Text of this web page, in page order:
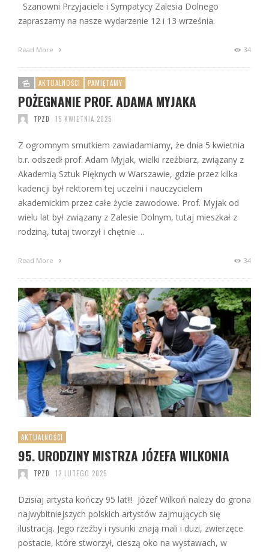
Szanowni Przyjaciele i Sympatycy Zalesia Dolnego
zapraszamy na nasze wydarzenie 12 i 13 września.
Read More 34
AKTUALNOŚCI PAMIĘTAMY
POŻEGNANIE PROF. ADAMA MYJAKA
TPZD 15 KWIETNIA 2025
Z ogromnym smutkiem zawiadamiamy, że dnia 5 kwietnia
b.r. odszedł prof. Adam Myjak, wielki rzeźbiarz, związany z
Akademią Sztuk Pięknych w Warszawie, gdzie przez kilka
kadencji był rektorem tej uczelni i nauczycielem
akademickim przez całe życie zawodowe. Prof. Myjak od
wielu lat był związany z Zalesie Dolnym, tutaj mieszkał z
rodziną, tutaj tworzył i chętnie …
Read More 34
AKTUALNOŚCI
95. URODZINY MISTRZA JÓZEFA WILKONIA
TPZD 12 LUTEGO 2025
Dzisiaj artysta kończy 95 lat!!! Józef Wilkoń należy do grona
najwybitniejszych polskich artystów zajmujących się
ilustracją. Jego rzeźby i rysunki znają mali i duzi, zwierzęce
postacie, które stworzył, cieszą oko na wystawach, w